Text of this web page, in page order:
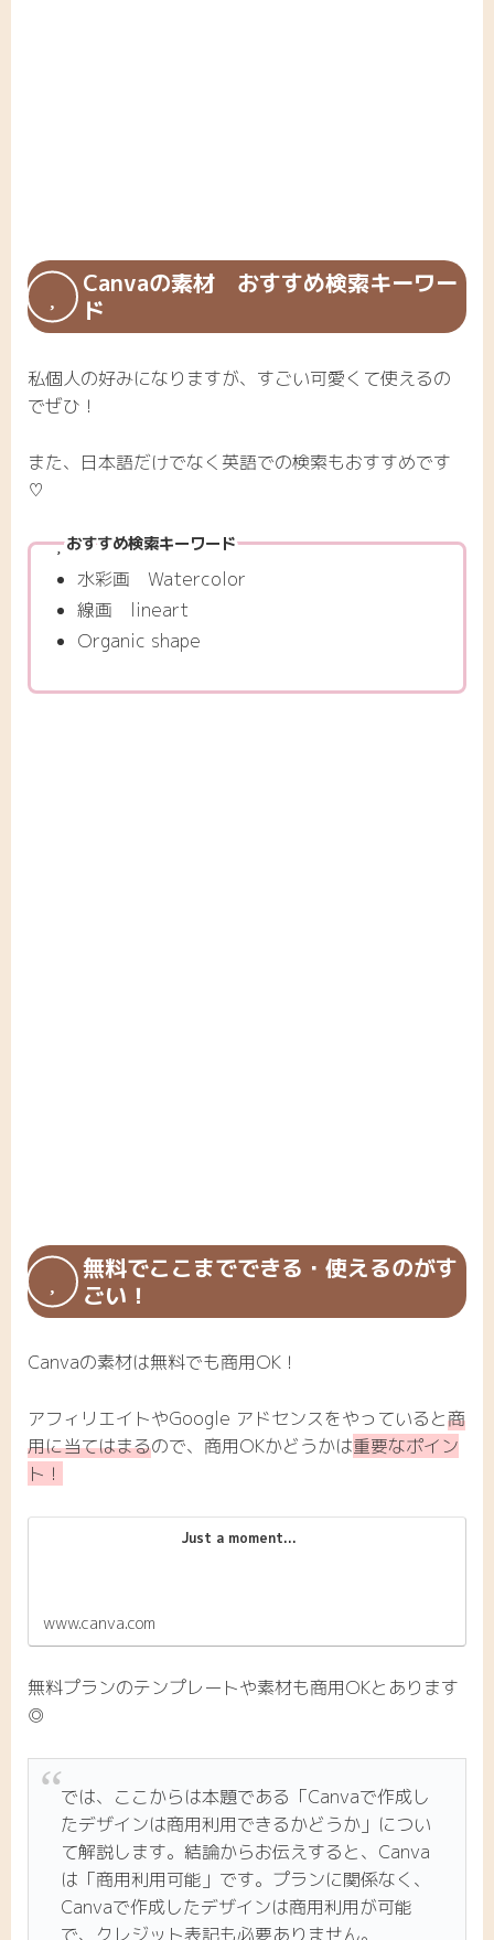
Canvaの素材 おすすめ検索キーワー
ド
私個人の好みになりますが、すごい可愛くて使えるの
でぜひ！
また、日本語だけでなく英語での検索もおすすめです
♡
おすすめ検索キーワード
水彩画 Watercolor
線画 lineart
Organic shape
無料でここまでできる・使えるのがす
ごい！
Canvaの素材は無料でも商用OK！
アフィリエイトやGoogle アドセンスをやっていると商
用に当てはまるので、商用OKかどうかは重要なポイン
ト！
Just a moment...
www.canva.com
無料プランのテンプレートや素材も商用OKとあります
◎
では、ここからは本題である「Canvaで作成し
たデザインは商用利用できるかどうか」につい
て解説します。結論からお伝えすると、Canva
は「商用利用可能」です。プランに関係なく、
Canvaで作成したデザインは商用利用が可能
で、クレジット表記も必要ありません。